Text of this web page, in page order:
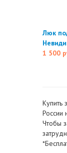
Люк
1 500
Купить
России
Чтобы